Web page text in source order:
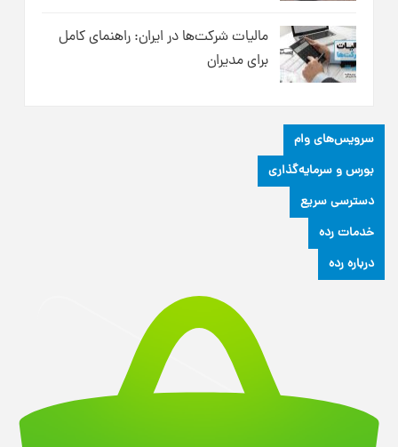
مالیات شرکت‌ها در ایران: راهنمای کامل
برای مدیران
سرویس‌های وام
بورس و سرمایه‌گذاری
دسترسی سریع
خدمات رده
درباره رده